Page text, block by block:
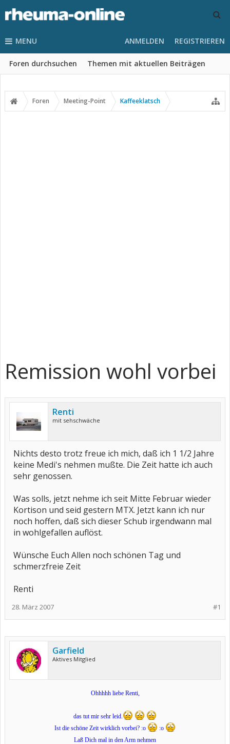
MENU
Foren durchsuchen Themen mit aktuellen Beiträgen
ANMELDEN REGISTRIEREN
Foren Meeting-Point Kaffeeklatsch
Remission wohl vorbei
Renti
mit sehschwäche
Nichts desto trotz freue ich mich, daß ich 1 1/2 Jahre
keine Medi's nehmen mußte. Die Zeit hatte ich auch
sehr genossen.
Was solls, jetzt nehme ich seit Mitte Februar wieder
Kortison und seid gestern MTX. Jetzt kann ich nur
noch hoffen, daß sich dieser Schub irgendwann mal
in wohlgefallen auflöst.
Wünsche Euch Allen noch schönen Tag und
schmerzfreie Zeit
Renti
#1
28. März 2007
Garfield
Aktives Mitglied
Ohhhhh liebe Renti,
das tut mir sehr leid.
Ist die schöne Zeit wirklich vorbei? :o
:o
Laß Dich mal in den Arm nehmen